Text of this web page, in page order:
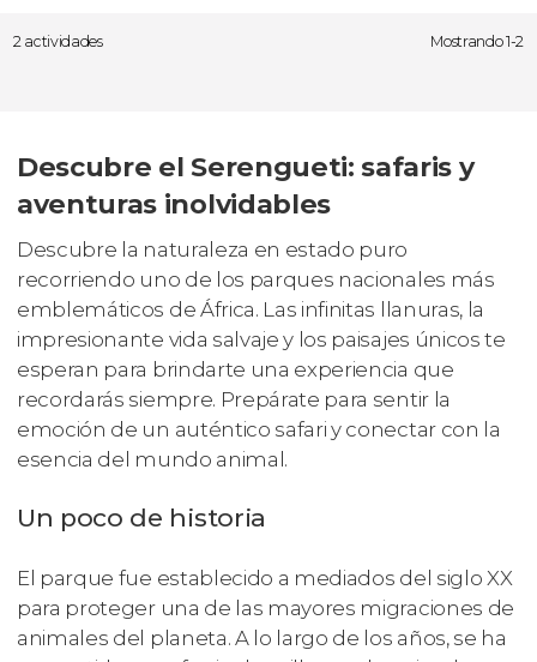
2 actividades Mostrando 1-2
Descubre el Serengueti: safaris y
aventuras inolvidables
Descubre la naturaleza en estado puro
recorriendo uno de los parques nacionales más
emblemáticos de África. Las infinitas llanuras, la
impresionante vida salvaje y los paisajes únicos te
esperan para brindarte una experiencia que
recordarás siempre. Prepárate para sentir la
emoción de un auténtico safari y conectar con la
esencia del mundo animal.
Un poco de historia
El parque fue establecido a mediados del siglo XX
para proteger una de las mayores migraciones de
animales del planeta. A lo largo de los años, se ha